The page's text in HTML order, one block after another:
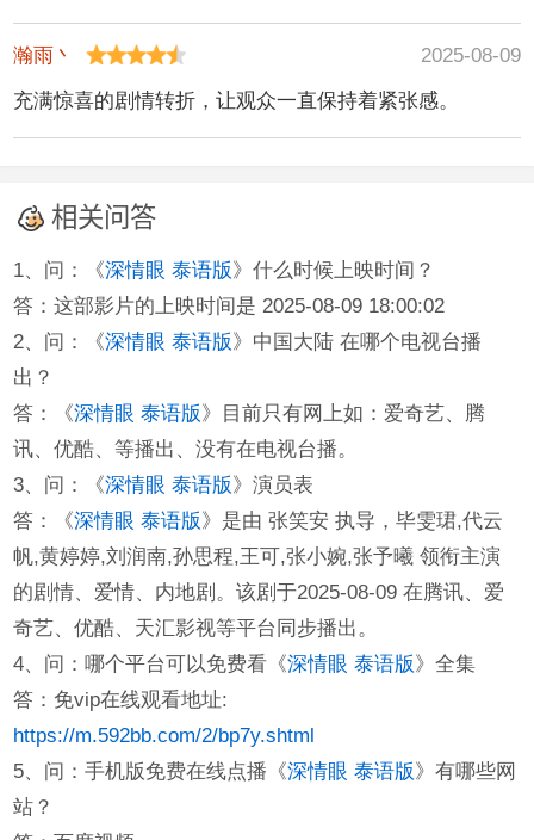
瀚雨丶
2025-08-09
充满惊喜的剧情转折，让观众一直保持着紧张感。
相关问答
1、问：《深情眼 泰语版》什么时候上映时间？
答：这部影片的上映时间是 2025-08-09 18:00:02
2、问：《深情眼 泰语版》中国大陆 在哪个电视台播
出？
答：《深情眼 泰语版》目前只有网上如：爱奇艺、腾
讯、优酷、等播出、没有在电视台播。
3、问：《深情眼 泰语版》演员表
答：《深情眼 泰语版》是由 张笑安 执导，毕雯珺,代云
帆,黄婷婷,刘润南,孙思程,王可,张小婉,张予曦 领衔主演
的剧情、爱情、内地剧。该剧于2025-08-09 在腾讯、爱
奇艺、优酷、天汇影视等平台同步播出。
4、问：哪个平台可以免费看《深情眼 泰语版》全集
答：免vip在线观看地址:
https://m.592bb.com/2/bp7y.shtml
5、问：手机版免费在线点播《深情眼 泰语版》有哪些网
站？